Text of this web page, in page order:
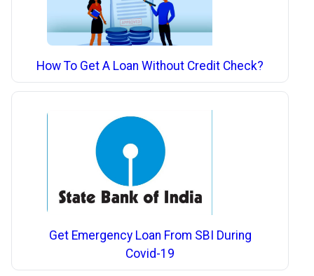
How To Get A Loan Without Credit Check?
Get Emergency Loan From SBI During
Covid-19